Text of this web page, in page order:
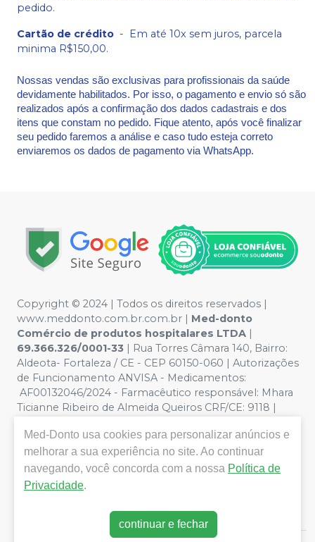
pedido.
Cartão de crédito - Em até 10x sem juros, parcela
minima R$150,00.
Nossas vendas são exclusivas para profissionais da saúde
devidamente habilitados. Por isso, o pagamento e envio só são
realizados após a confirmação dos dados cadastrais e dos
itens que constam no pedido. Fique atento, após você finalizar
seu pedido faremos a análise e caso tudo esteja correto
enviaremos os dados de pagamento via WhatsApp.
Copyright © 2024 | Todos os direitos reservados |
www.meddonto.com.br.com.br | Med-donto
Comércio de produtos hospitalares LTDA |
69.366.326/0001-33 | Rua Torres Câmara 140, Bairro:
Aldeota- Fortaleza / CE - CEP 60150-060 | Autorizações
de Funcionamento ANVISA - Medicamentos:
AF00132046/2024 - Farmacêutico responsável: Mhara
Ticianne Ribeiro de Almeida Queiros CRF/CE: 9118 |
ilustrativas - Os preços e condições da loja virtual estão
sujeitos a alterações. Em caso de divergência de preços
no site, o valor válido é o do Carrinho de Compra. Não
vendemos por atacado, por isso nos reservamos o
Med-Donto usa cookies para personalizar anúncios e
melhorar a sua experiência no site. Ao continuar
navegando, você concorda com a nossa Política de
Privacidade.
continuar e fechar